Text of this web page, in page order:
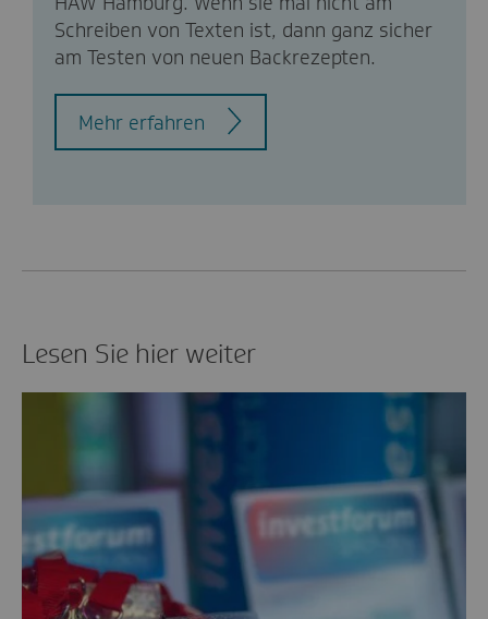
Schreiben von Texten ist, dann ganz sicher
am Testen von neuen Backrezepten.
Mehr erfahren
Lesen Sie hier weiter